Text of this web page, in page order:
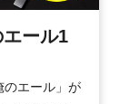
ール1
のエール」が